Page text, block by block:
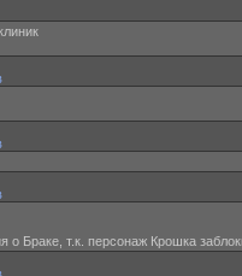
Браке, т.к. персонаж Крошка